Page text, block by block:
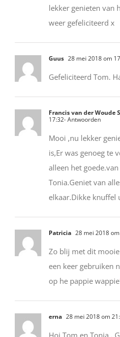
lekker genieten van
weer gefeliciteerd x
Guus 28 mei 2018 om
Gefeliciteerd Tom.
Francis van der Woude
17:32- Antwoorden
Mooi ,nu lekker
is,Er was genoeg te
alleen het
Tonia.Geniet van
elkaar.Dikke knuffel
Patricia 28 mei 2018
Zo blij met dit
een keer gebruiken
op he pappie wappie
erna 28 mei 2018 om
Hoi Tom en Tonia .